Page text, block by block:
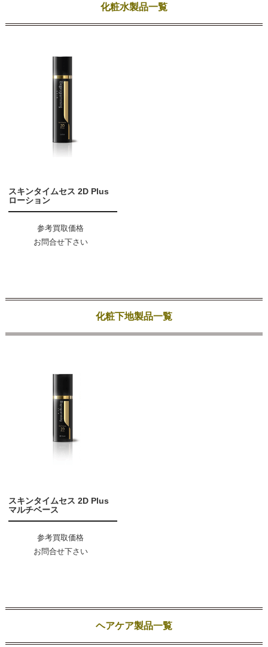
化粧水製品一覧
スキンタイムセス 2D Plus
ローション
参考買取価格
お問合せ下さい
化粧下地製品一覧
スキンタイムセス 2D Plus
マルチベース
参考買取価格
お問合せ下さい
ヘアケア製品一覧